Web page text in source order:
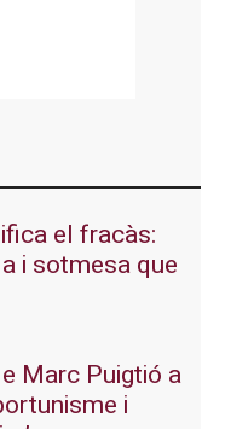
el fracàs:
i sotmesa que
Marc Puigtió a
i